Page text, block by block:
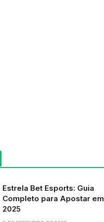
Estrela Bet Esports: Guia
Completo para Apostar em
2025